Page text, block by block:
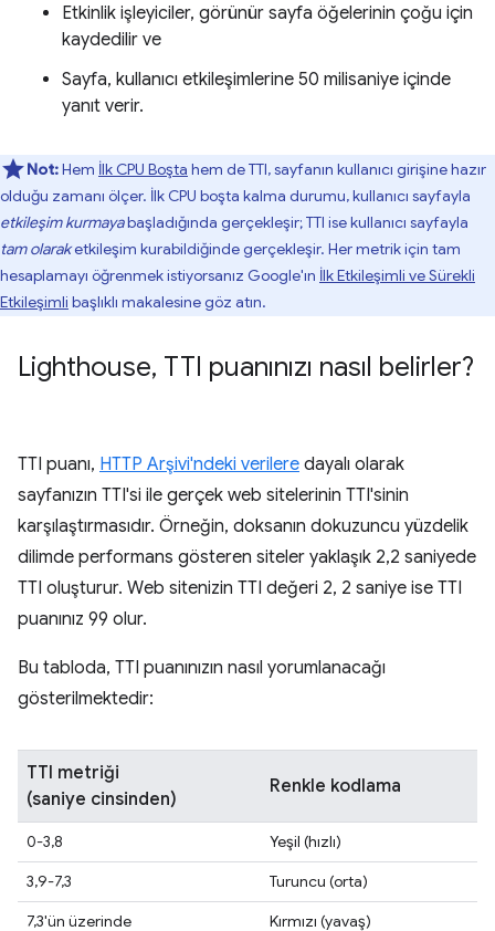
Etkinlik işleyiciler, görünür sayfa öğelerinin çoğu için
kaydedilir ve
Sayfa, kullanıcı etkileşimlerine 50 milisaniye içinde
yanıt verir.
Not:Hem İlk CPU Boşta hem de TTI, sayfanın kullanıcı girişine hazır
olduğu zamanı ölçer. İlk CPU boşta kalma durumu, kullanıcı sayfayla
etkileşim kurmayabaşladığında gerçekleşir; TTI ise kullanıcı sayfayla
tam olaraketkileşim kurabildiğinde gerçekleşir. Her metrik için tam
hesaplamayı öğrenmek istiyorsanız Google'ın İlk Etkileşimli ve Sürekli
Etkileşimli başlıklı makalesine göz atın.
Lighthouse, TTI puanınızı nasıl belirler?
TTI puanı, HTTP Arşivi'ndeki verilere dayalı olarak
sayfanızın TTI'si ile gerçek web sitelerinin TTI'sinin
karşılaştırmasıdır. Örneğin, doksanın dokuzuncu yüzdelik
dilimde performans gösteren siteler yaklaşık 2,2 saniyede
TTI oluşturur. Web sitenizin TTI değeri 2, 2 saniye ise TTI
puanınız 99 olur.
Bu tabloda, TTI puanınızın nasıl yorumlanacağı
gösterilmektedir:
TTI metriği
(saniye cinsinden)
Renkle kodlama
0-3,8
Yeşil (hızlı)
3,9-7,3
Turuncu (orta)
7,3'ün üzerinde
Kırmızı (yavaş)